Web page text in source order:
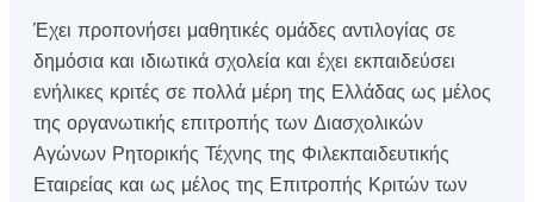
Έχει προπονήσει μαθητικές ομάδες αντιλογίας σε
δημόσια και ιδιωτικά σχολεία και έχει εκπαιδεύσει
ενήλικες κριτές σε πολλά μέρη της Ελλάδας ως μέλος
της οργανωτικής επιτροπής των Διασχολικών
Αγώνων Ρητορικής Τέχνης της Φιλεκπαιδευτικής
Εταιρείας και ως μέλος της Επιτροπής Κριτών των